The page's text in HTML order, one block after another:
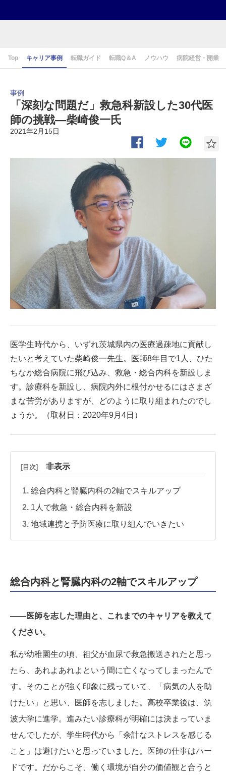
Top キャリア事例 転職ガイド 転職Q＆A ノウハウ 病院経営・開業
事例
「深刻な問題だ」救急科新設した30代医
師の挑戦―柴崎俊一氏
2021年2月15日
医学生時代から、いずれ茨城県内の医療過疎地に貢献し
たいと考えていた柴崎俊一先生。医師8年目で1人、ひた
ちなか総合病院に飛び込み、救急・総合内科を新設しま
す。診療科を新設し、病院内外に根付かせるにはさまざ
まな苦労がありますが、どのように取り組まれたのでし
ょうか。（取材日：2020年9月4日）
[目次] 非表示
総合内科と腎臓内科の2軸でスキルアップ
1人で救急・総合内科を新設
地域連携と予防医療に取り組んでいきたい
総合内科と腎臓内科の2軸でスキルアップ
——医師を志した理由と、これまでのキャリアを教えて
ください。
私が幼稚園生の頃、祖父が血尿で救急搬送されたと思っ
たら、あれよあれよという間に亡くなってしまったんで
す。そのことが強く印象に残っていて、「病気の人を助
けたい」と思い、医師を志しました。高校卒業後は、筑
波大学に進学。進みたい診療科が明確には決まっていま
せんでしたが、学生時代から「余計なストレスを感じる
こと」は避けたいと思っていました。医師の仕事はハー
ドです。だからこそ、働く環境が自分の価値観と合うと